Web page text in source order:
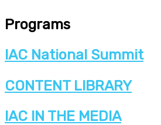
Programs
IAC National Summit
CONTENT LIBRARY
IAC IN THE MEDIA